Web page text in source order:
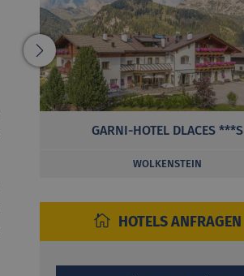
GARNI-HOTEL DLACES ***S
WOLKENSTEIN
HOTELS ANFRAGEN